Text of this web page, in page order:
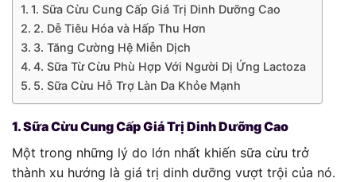
1. Sữa Cừu Cung Cấp Giá Trị Dinh Dưỡng Cao
2. Dễ Tiêu Hóa và Hấp Thu Hơn
3. Tăng Cường Hệ Miễn Dịch
4. Sữa Từ Cừu Phù Hợp Với Người Dị Ứng Lactoza
5. Sữa Cừu Hỗ Trợ Làn Da Khỏe Mạnh
1. Sữa Cừu Cung Cấp Giá Trị Dinh Dưỡng Cao
Một trong những lý do lớn nhất khiến sữa cừu trở
thành xu hướng là giá trị dinh dưỡng vượt trội của nó.